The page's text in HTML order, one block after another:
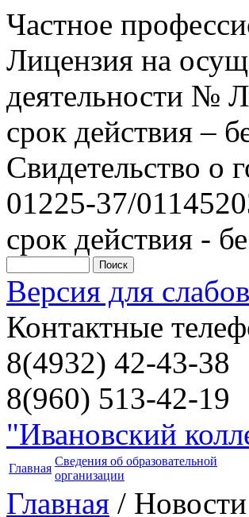
Частное
Лицензия на
деятельности №
срок действия –
Свидетельство о
01225-37/
срок действия -
Версия для
Контактные
8(4932) 42-43-38
8(960) 513-42-19
"Ивановский
Главная
Сведения об образовательной
организации
Главная / Новости